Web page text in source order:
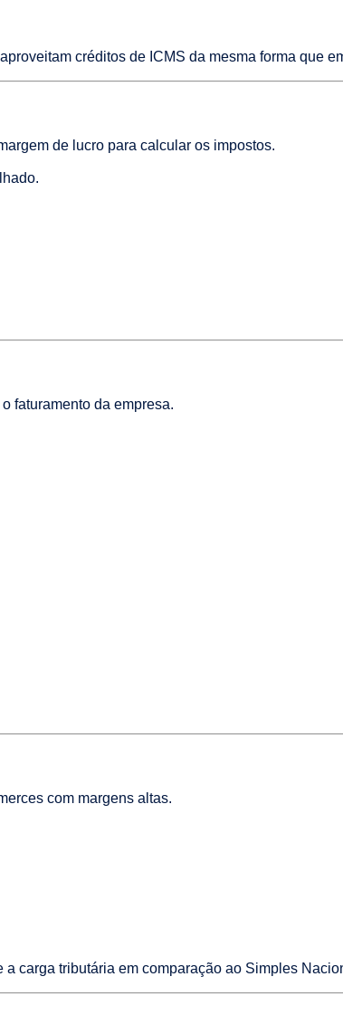
créditos de ICMS da mesma forma que
de lucro para calcular os impostos.
faturamento da empresa.
com margens altas.
carga tributária em comparação ao Simples